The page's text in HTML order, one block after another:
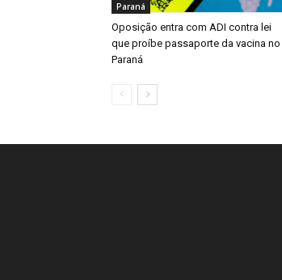
Paraná
Oposição entra com ADI contra lei
que proíbe passaporte da vacina no
Paraná